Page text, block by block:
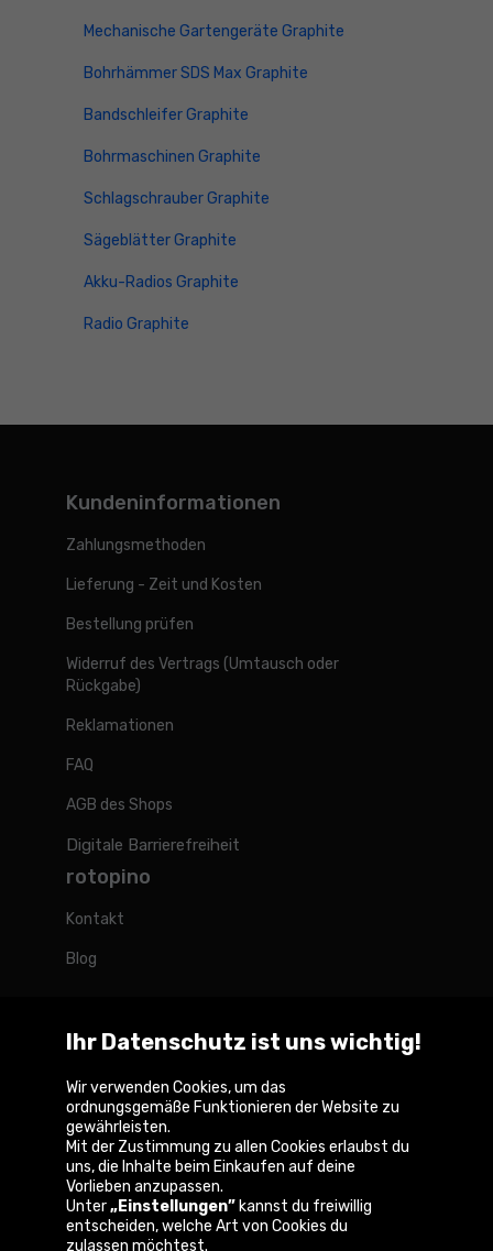
Mechanische Gartengeräte Graphite
Bohrhämmer SDS Max Graphite
Bandschleifer Graphite
Bohrmaschinen Graphite
Schlagschrauber Graphite
Sägeblätter Graphite
Akku-Radios Graphite
Radio Graphite
Kundeninformationen
Zahlungsmethoden
Lieferung - Zeit und Kosten
Bestellung prüfen
Widerruf des Vertrags (Umtausch oder
Rückgabe)
Reklamationen
FAQ
AGB des Shops
Digitale Barrierefreiheit
rotopino
Kontakt
Blog
Belgique België
Copyright © 2026
Ihr Datenschutz ist uns wichtig!
Wir verwenden Cookies, um das
ordnungsgemäße Funktionieren der Website zu
gewährleisten.
Mit der Zustimmung zu allen Cookies erlaubst du
uns, die Inhalte beim Einkaufen auf deine
Vorlieben anzupassen.
Unter„Einstellungen” kannst du freiwillig
entscheiden, welche Art von Cookies du
zulassen möchtest.